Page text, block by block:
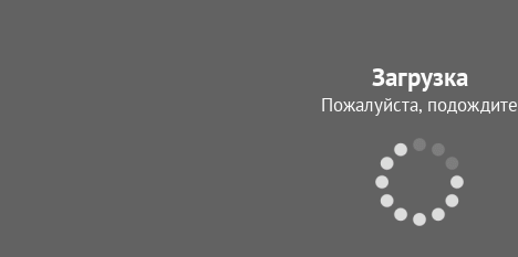
Загрузка
Пожалуйста, подождите